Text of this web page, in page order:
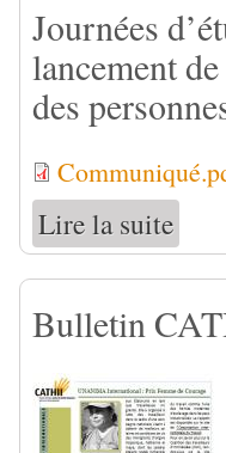
Journées
lancement
des
Lire la suite des
Bulletin